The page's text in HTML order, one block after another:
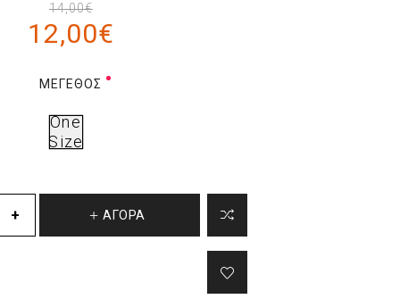
14,00€
12,00€
ΜΈΓΕΘΟΣ
One
Size
ΑΓΟΡΑ